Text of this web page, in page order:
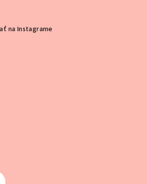
na Instagrame